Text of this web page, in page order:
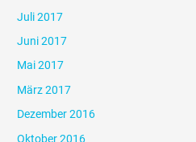
Juli 2017
Juni 2017
Mai 2017
März 2017
Dezember 2016
Oktober 2016